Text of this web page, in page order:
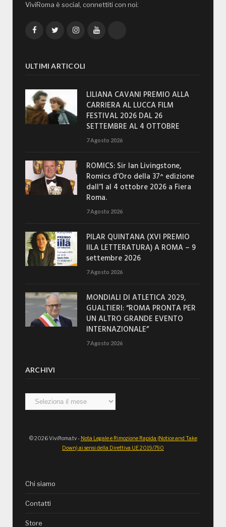
ViviRoma è social, connettiti con noi:
FacebookTwitterInstagramYouTube
ULTIMI ARTICOLI
LILIANA CAVANI PREMIO ALLA
CARRIERA AL LUCCA FILM
FESTIVAL 2026 DAL 26
SETTEMBRE AL 4 OTTOBRE
7 Agosto 2026
ROMICS: Sir Ian Livingstone,
Romics d’Oro della 37^ edizione
dall’1 al 4 ottobre 2026 a Fiera
Roma.
7 Agosto 2026
PILAR QUINTANA (XVI PREMIO
IILA LETTERATURA) A ROMA – 9
settembre 2026
7 Agosto 2026
MONDIALI DI ATLETICA 2029,
GUALTIERI: “ROMA PRONTA PER
UN ALTRO GRANDE EVENTO
INTERNAZIONALE”
7 Agosto 2026
ARCHIVI
Archivi
© 2026 ViviRoma.tv - Nota Legale e Rimozione Rapida (Notice and Take
Down) ai sensi della Direttiva UE 2019/790
Chi siamo
Contatti
Store